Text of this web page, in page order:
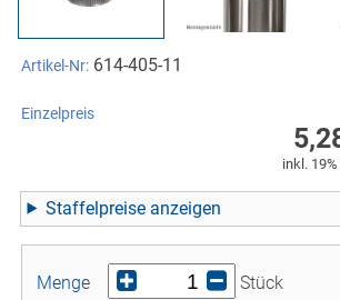
Artikel-Nr: 614-405-11
Einzelpreis
inkl.
Staffelpreise
Menge Stück